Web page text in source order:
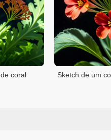
coral Sketch de um